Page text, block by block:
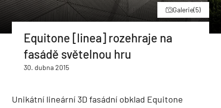
Galerie(5)
Equitone [linea] rozehraje na
fasádě světelnou hru
30. dubna 2015
Unikátní lineární 3D fasádní obklad Equitone